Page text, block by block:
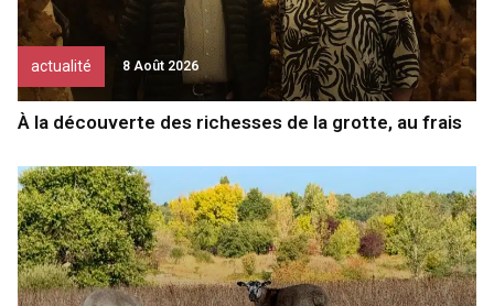
actualité 8 Août 2026
À la découverte des richesses de la grotte, au frais